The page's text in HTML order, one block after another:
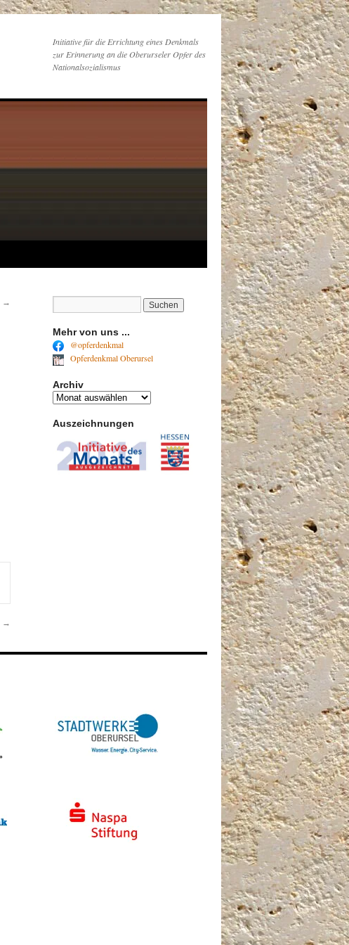
Initiative für die Errichtung eines Denkmals
zur Erinnerung an die Oberurseler Opfer des
Nationalsozialismus
→
→
Mehr von uns ...
@opferdenkmal
Opferdenkmal Oberursel
Archiv
Archiv
Auszeichnungen